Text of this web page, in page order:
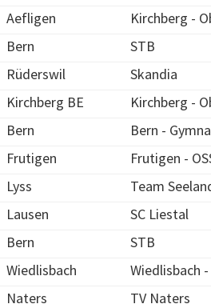
Aefligen Kirchberg -
Bern STB
Rüderswil Skandia
Kirchberg BE Kirchberg -
Bern Bern -
Frutigen Frutigen -
Lyss Team
Lausen SC Liestal
Bern STB
Wiedlisbach Wiedlisbach
Naters TV Naters